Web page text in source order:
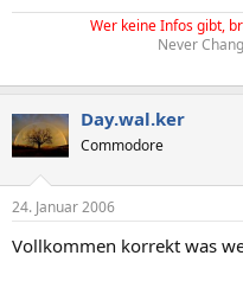
Wer keine Infos gibt,
Never
Day.wal.ker
Commodore
24. Januar 2006
Vollkommen korrekt was